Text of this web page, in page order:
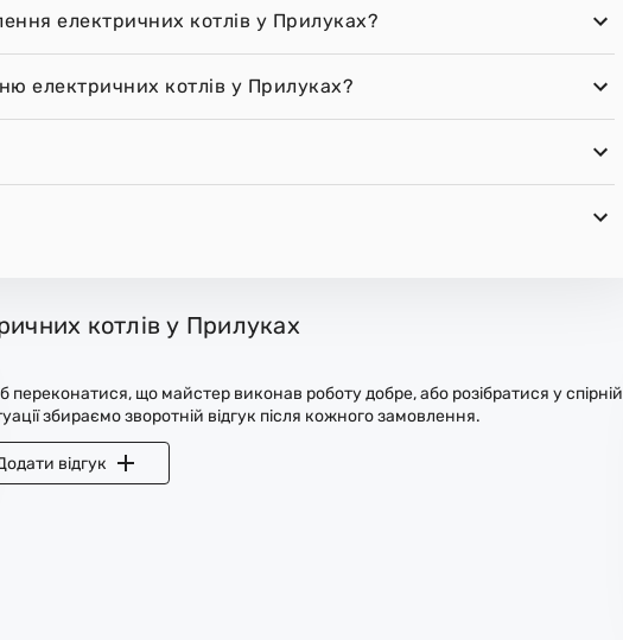
електричних котлів у Прилуках?
електричних котлів у Прилуках?
котлів у Прилуках
переконатися, що майстер виконав роботу добре, або розібратися у спірній
збираємо зворотній відгук після кожного замовлення.
відгук